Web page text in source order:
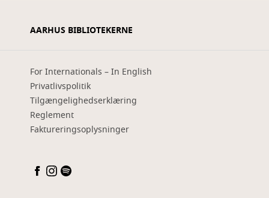
AARHUS BIBLIOTEKERNE
For Internationals – In English
Privatlivspolitik
Tilgængelighedserklæring
Reglement
Faktureringsoplysninger